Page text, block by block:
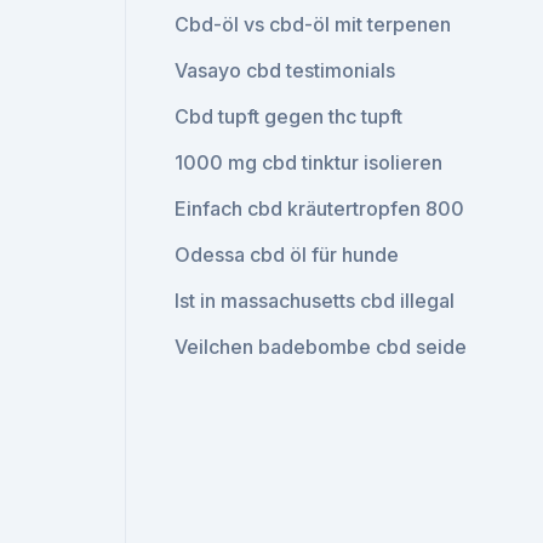
Cbd-öl vs cbd-öl mit terpenen
Vasayo cbd testimonials
Cbd tupft gegen thc tupft
1000 mg cbd tinktur isolieren
Einfach cbd kräutertropfen 800
Odessa cbd öl für hunde
Ist in massachusetts cbd illegal
Veilchen badebombe cbd seide